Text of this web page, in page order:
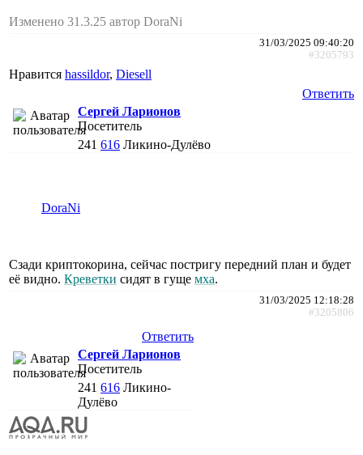
Изменено 31.3.25 автор DoraNi
31/03/2025 09:40:20
#3205793
Нравится hassildor, Diesell
Ответить
Сергей Ларионов
Посетитель
241 616 Ликино-Дулёво
DoraNi
Сзади криптокорина, сейчас постригу передний план и будет
её видно. Креветки сидят в гуще мха.
31/03/2025 12:18:28
#3205806
Ответить
Сергей Ларионов
Посетитель
241 616 Ликино-
Дулёво